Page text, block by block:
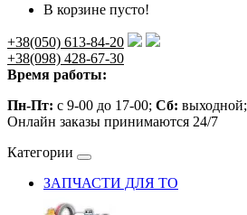
В корзине пусто!
+38(050) 613-84-20
+38(098) 428-67-30
Время работы:
Пн-Пт: с 9-00 до 17-00; Сб: выходной;
Онлайн заказы принимаются 24/7
Категории
ЗАПЧАСТИ ДЛЯ ТО